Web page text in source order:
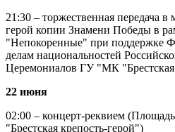
21:30 – торжественная передача в
герой копии Знамени Победы в
"Непокоренные" при поддержке
делам национальностей
Церемониалов ГУ "МК "Брестская
22 июня
02:00 – концерт-реквием
"Брестская крепость-герой")